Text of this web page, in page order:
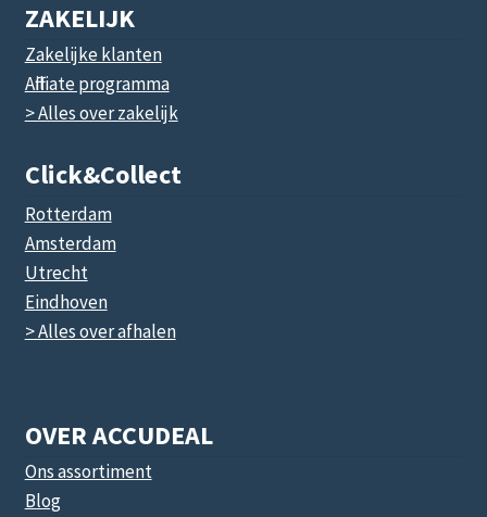
ZAKELIJK
Zakelijke klanten
Affiliate programma
> Alles over zakelijk
Click&collect
Rotterdam
Amsterdam
Utrecht
Eindhoven
> Alles over afhalen
OVER ACCUDEAL
Ons assortiment
Blog